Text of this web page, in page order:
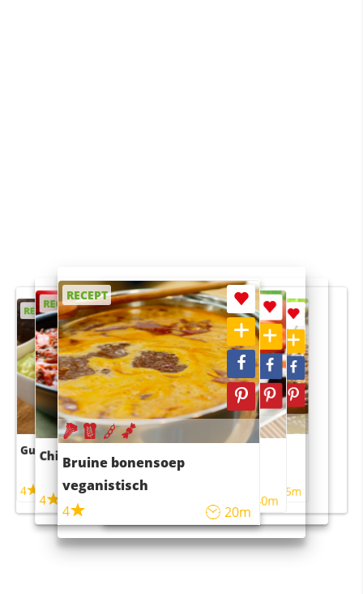
RECEPT
Guacamole
4
RECEPT
Chili con carne
4 45m
RECEPT
Bruine bonensoep
veganistisch
4
20m
RECEPT
Sushi rijstsalade
maaltijdsalade
40m
RECEPT
4 55m